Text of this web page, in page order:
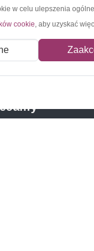
do nas Zapisz
w celu ulepszenia
cookie, aby uzyskać